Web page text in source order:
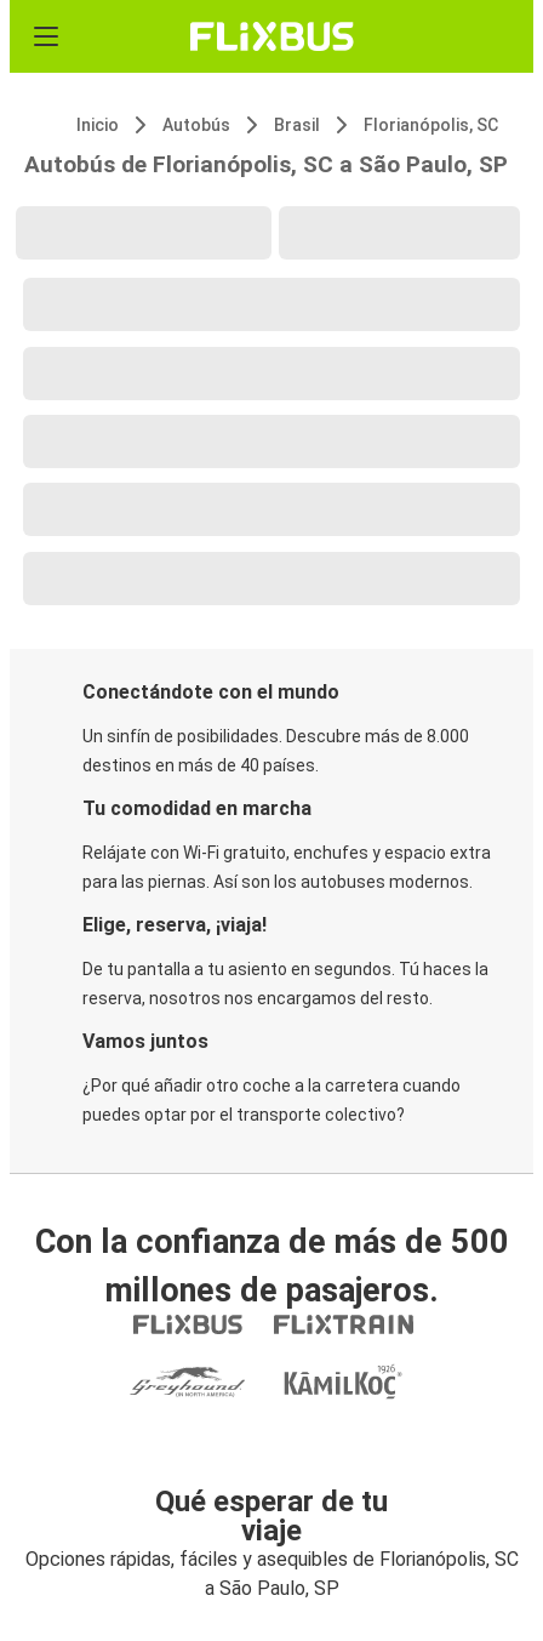
Inicio Autobús Brasil Florianópolis, SC
Autobús de Florianópolis, SC a São Paulo, SP
Conectándote con el mundo
Un sinfín de posibilidades. Descubre más de 8.000
destinos en más de 40 países.
Tu comodidad en marcha
Relájate con Wi-Fi gratuito, enchufes y espacio extra
para las piernas. Así son los autobuses modernos.
Elige, reserva, ¡viaja!
De tu pantalla a tu asiento en segundos. Tú haces la
reserva, nosotros nos encargamos del resto.
Vamos juntos
¿Por qué añadir otro coche a la carretera cuando
puedes optar por el transporte colectivo?
Con la confianza de más de 500
millones de pasajeros.
Qué esperar de tu
viaje
Opciones rápidas, fáciles y asequibles de Florianópolis, SC
a São Paulo, SP